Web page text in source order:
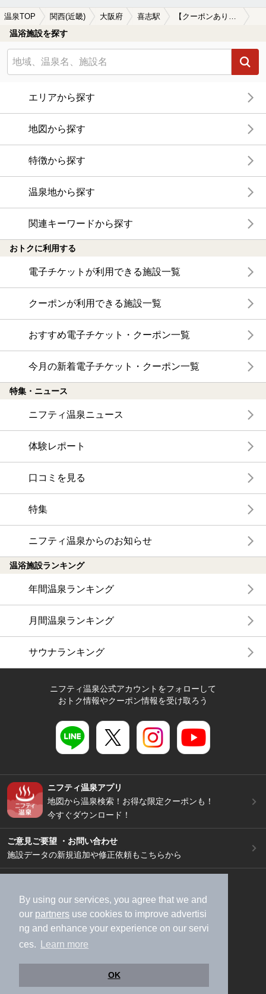
By using our services, you agree that we and
our partners use cookies to improve advertisi
ng and enhance your experience on our servi
ces.
Learn more
OK
温泉TOP 関西(近畿) 大阪府 喜志駅 【クーポンあり】ロウリュが楽しめる喜志駅近くの温泉、日帰り温泉、スーパー銭湯おすすめ
温浴施設を探す
エリアから探す
地図から探す
特徴から探す
温泉地から探す
関連キーワードから探す
おトクに利用する
電子チケットが利用できる施設一覧
クーポンが利用できる施設一覧
おすすめ電子チケット・クーポン一覧
今月の新着電子チケット・クーポン一覧
特集・ニュース
ニフティ温泉ニュース
体験レポート
口コミを見る
特集
ニフティ温泉からのお知らせ
温浴施設ランキング
年間温泉ランキング
月間温泉ランキング
サウナランキング
ニフティ温泉公式アカウントをフォローして
おトク情報やクーポン情報を受け取ろう
ニフティ温泉アプリ
地図から温泉検索！お得な限定クーポンも！
今すぐダウンロード！
ご意見ご要望 ・お問い合わせ
施設データの新規追加や修正依頼もこちらから
加盟店募集（資料請求）
広告出稿のご案内
利用規約
ライフスタイルMEMBERS+規約
特定商取引法に基づく表記
ヘルプ
採用情報
運営会社